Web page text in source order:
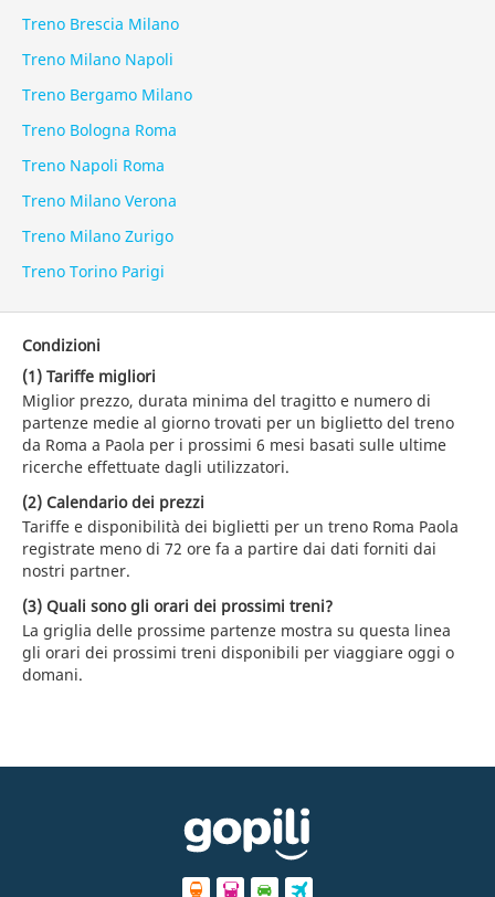
Treno Brescia Milano
Treno Milano Napoli
Treno Bergamo Milano
Treno Bologna Roma
Treno Napoli Roma
Treno Milano Verona
Treno Milano Zurigo
Treno Torino Parigi
Condizioni
(1) Tariffe migliori
Miglior prezzo, durata minima del tragitto e numero di
partenze medie al giorno trovati per un biglietto del treno
da Roma a Paola per i prossimi 6 mesi basati sulle ultime
ricerche effettuate dagli utilizzatori.
(2) Calendario dei prezzi
Tariffe e disponibilità dei biglietti per un treno Roma Paola
registrate meno di 72 ore fa a partire dai dati forniti dai
nostri partner.
(3) Quali sono gli orari dei prossimi treni?
La griglia delle prossime partenze mostra su questa linea
gli orari dei prossimi treni disponibili per viaggiare oggi o
domani.